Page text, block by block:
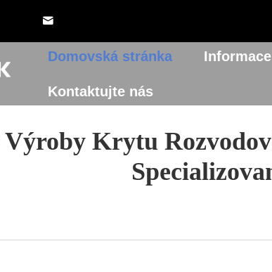
Domovská stránka
Kontaktujte nás
Krytu